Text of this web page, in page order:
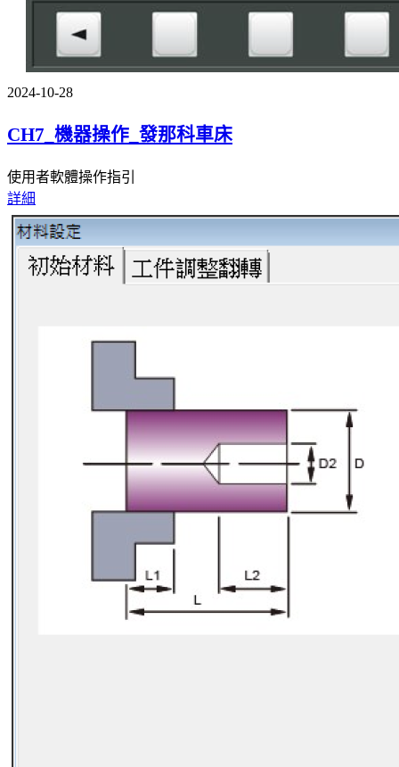
2024-10-28
CH7_機器操作_發那科車床
使用者軟體操作指引
詳細